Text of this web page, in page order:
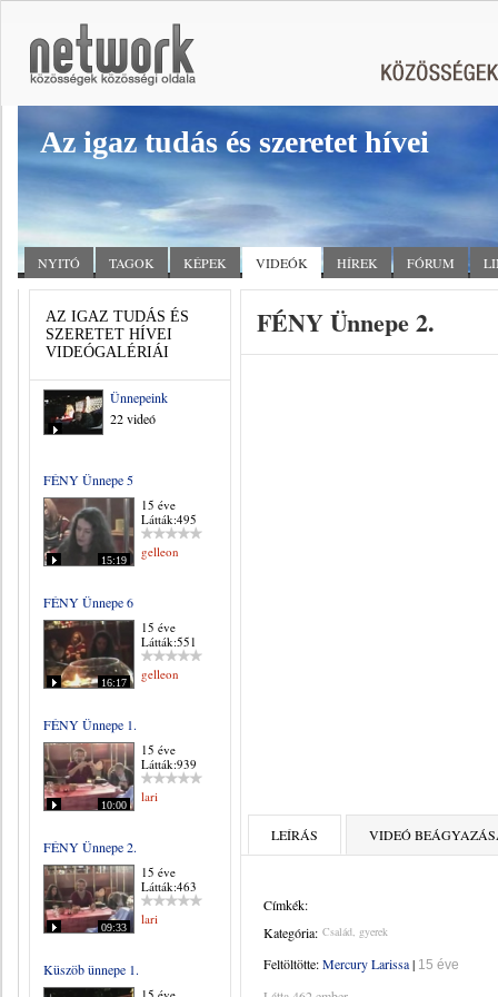
Az igaz tudás és szeretet hívei
NYITÓ TAGOK KÉPEK VIDEÓK HÍREK FÓRUM
AZ IGAZ TUDÁS ÉS
SZERETET HÍVEI
VIDEÓGALÉRIÁI
Ünnepeink
22 videó
FÉNY Ünnepe 5
15:19
15 éve
Látták:495
gelleon
FÉNY Ünnepe 6
16:17
15 éve
Látták:551
gelleon
FÉNY Ünnepe 1.
10:00
15 éve
Látták:939
lari
FÉNY Ünnepe 2.
09:33
15 éve
Látták:463
lari
Küszöb ünnepe 1.
FÉNY Ünnepe 2.
LEÍRÁS VIDEÓ
Címkék:
Kategória: Család, gyerek
Feltöltötte:Mercury Larissa| 15 éve